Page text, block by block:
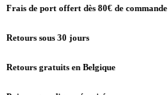
Frais de port offert dès 80€ de commande
Retours sous 30 jours
Retours gratuits en Belgique